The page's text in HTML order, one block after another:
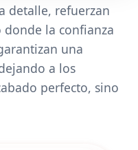
detalle, refuerzan
donde la confianza
una
a los
perfecto, sino